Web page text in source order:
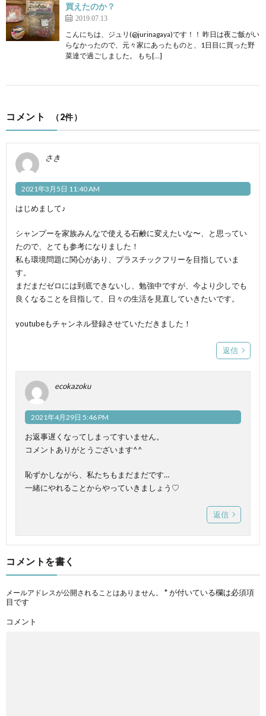
買えたのか？
2019.07.13
こんにちは、ジュリ(@jurinagaya)です！！ 昨日は夜ご飯がい
らなかったので、元々家にあったものと、1日目に買った野
菜達で過ごしました。 もち[…]
コメント （2件）
さき
2021年3月5日 11:40 AM
はじめまして♪
シャンプーを家族みんなで使える石鹸に変えたいな〜、と思ってい
たので、とても参考になりました！
私も環境問題に関心があり、プラスチックフリーを目指していま
す。
まだまだゼロには到底できないし、勉強中ですが、今より少しでも
良くなることを目指して、日々の生活を見直していきたいです。
youtubeもチャンネル登録させていただきました！
返信
ecokazoku
2021年4月29日 5:46 PM
お返事遅くなってしまってすいません。
コメントありがとうございます^^
恥ずかしながら、私たちもまだまだです…
一緒にやれることからやっていきましょう♡
返信
コメントを書く
メールアドレスが公開されることはありません。 *が付いている欄は必須項
目です
コメント